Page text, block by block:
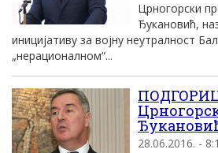
Црногорски
Ђукановић,
инициjативу за воjну неутралност
„нерационалном“...
28.06.2016. -